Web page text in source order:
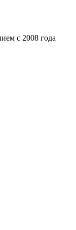
с 2008 года